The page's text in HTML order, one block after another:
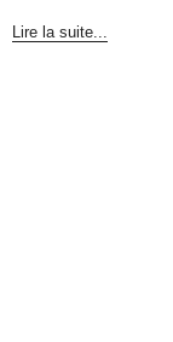
Lire la suite...